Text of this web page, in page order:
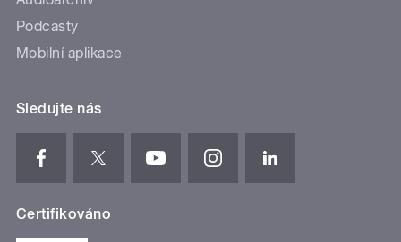
Podcasty
Mobilní aplikace
Sledujte nás
Certifikováno